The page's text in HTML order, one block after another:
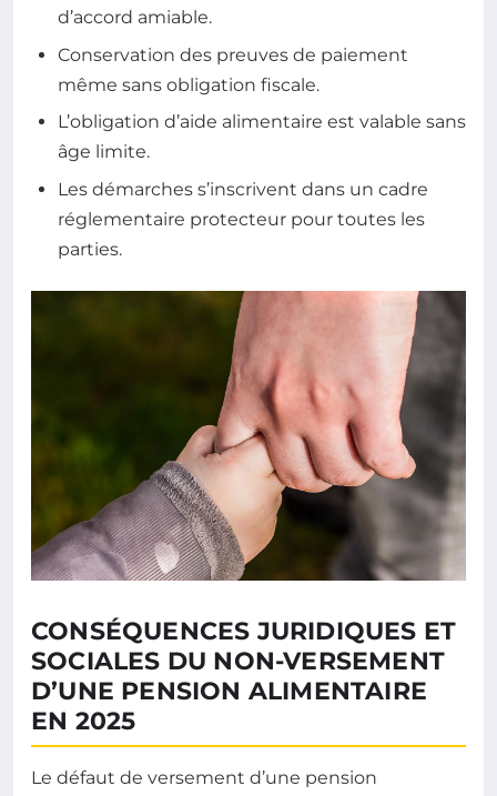
d’accord amiable.
Conservation des preuves de paiement
même sans obligation fiscale.
L’obligation d’aide alimentaire est valable sans
âge limite.
Les démarches s’inscrivent dans un cadre
réglementaire protecteur pour toutes les
parties.
CONSÉQUENCES JURIDIQUES ET
SOCIALES DU NON-VERSEMENT
D’UNE PENSION ALIMENTAIRE
EN 2025
Le défaut de versement d’une pension